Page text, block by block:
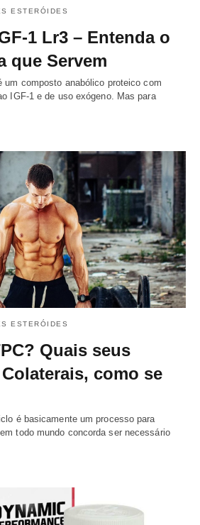
ESTERÓIDES
1 Lr3 – Entenda o
que Servem
um composto anabólico proteico com
IGF-1 e de uso exógeno. Mas para
ESTERÓIDES
Quais seus
como se
é basicamente um processo para
todo mundo concorda ser necessário